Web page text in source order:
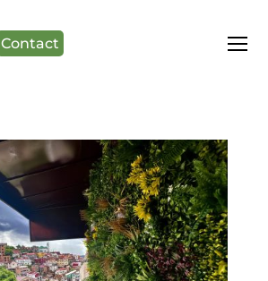
Contact